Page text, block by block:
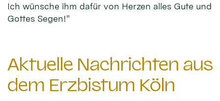
Ich wünsche ihm dafür von Herzen alles Gute und
Gottes Segen!"
Aktuelle Nachrichten aus
dem Erzbistum Köln